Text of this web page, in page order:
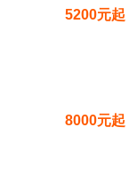
5200元起
8000元起